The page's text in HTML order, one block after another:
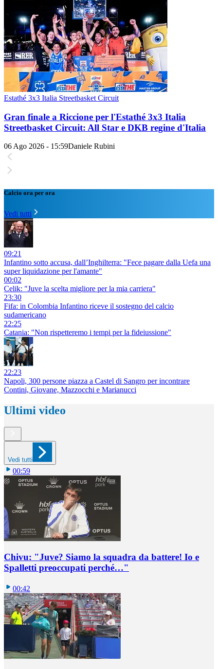
Estathé 3x3 Italia Streetbasket Circuit
Gran finale a Riccione per l'Estathé 3x3 Italia
Streetbasket Circuit: All Star e DKB regine d'Italia
06 Ago 2026 - 15:59Daniele Rubini
Calcio ora per ora
Vedi tutti
09:21
Infantino sotto accusa, dall’Inghilterra: "Fece pagare dalla Uefa una
super liquidazione per l'amante"
00:02
Celik: "Juve la scelta migliore per la mia carriera"
23:30
Fifa: in Colombia Infantino riceve il sostegno del calcio
sudamericano
22:25
Catania: "Non rispetteremo i tempi per la fideiussione"
22:23
Napoli, 300 persone piazza a Castel di Sangro per incontrare
Contini, Giovane, Mazzocchi e Marianucci
Ultimi video
Vedi tutti
00:59
Chivu: "Juve? Siamo la squadra da battere! Io e
Spalletti preoccupati perché…"
00:42